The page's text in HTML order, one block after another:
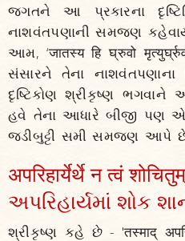
જગતને આ પ્રકારના
નાશવંતપણાની સમજણ
આમ, ‘जातस्य हि घ्रुवो
સંસારને તેના નાશવંતપણાના
દૃષ્ટિકોણ શ્રીકૃષ્ણ ભગવાને
હવે તેના આધારે બીજી પણ
જડીબુટ્ટી સમી સમજણ આપે
अपरिहार्येर्थे न त्वं
અપરિહાર્યમાં શોક
શ્રીકૃષ્ણ કહે છે - 'तस्माद्‌